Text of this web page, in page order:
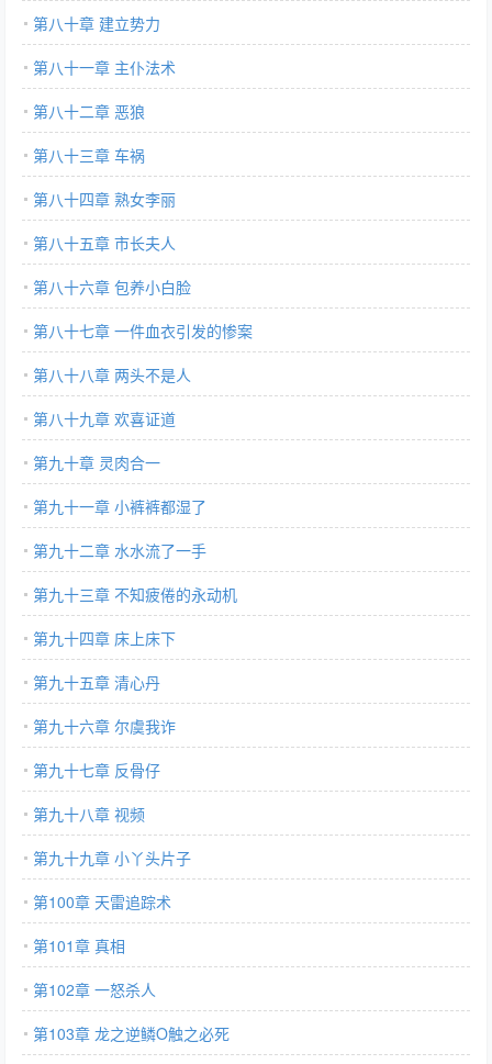
第八十章 建立势力
第八十一章 主仆法术
第八十二章 恶狼
第八十三章 车祸
第八十四章 熟女李丽
第八十五章 市长夫人
第八十六章 包养小白脸
第八十七章 一件血衣引发的惨案
第八十八章 两头不是人
第八十九章 欢喜证道
第九十章 灵肉合一
第九十一章 小裤裤都湿了
第九十二章 水水流了一手
第九十三章 不知疲倦的永动机
第九十四章 床上床下
第九十五章 清心丹
第九十六章 尔虞我诈
第九十七章 反骨仔
第九十八章 视频
第九十九章 小丫头片子
第100章 天雷追踪术
第101章 真相
第102章 一怒杀人
第103章 龙之逆鳞O触之必死